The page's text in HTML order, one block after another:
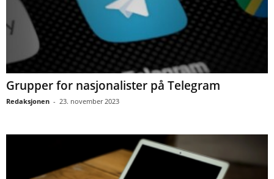
Grupper for nasjonalister på Telegram
Redaksjonen - 23. november 2023